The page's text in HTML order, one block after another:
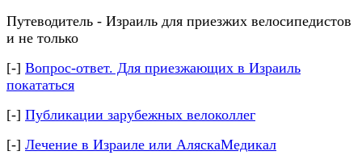
Путеводитель - Израиль для приезжих велосипедистов
и не только
[-] Вопрос-ответ. Для приезжающих в Израиль
покататься
[-] Публикации зарубежных велоколлег
[-] Лечение в Израиле или АляскаМедикал